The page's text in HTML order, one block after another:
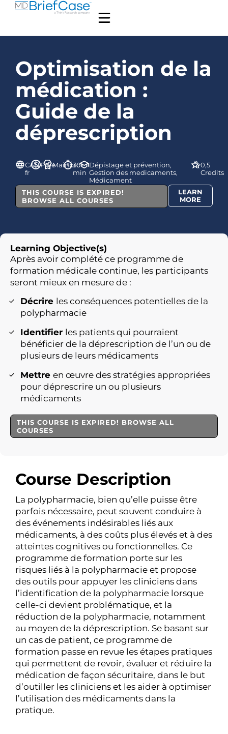
Optimisation de la
médication :
Guide de la
déprescription
CAN-
fr
FreeMainpro+
30
min
Dépistage et prévention,
Gestion des medicaments,
Médicament
0,5
Credits
THIS COURSE IS EXPIRED!
BROWSE ALL COURSES
LEARN
MORE
Course Description
La polypharmacie, bien qu’elle puisse être
parfois nécessaire, peut souvent conduire à
des événements indésirables liés aux
médicaments, à des coûts plus élevés et à des
atteintes cognitives ou fonctionnelles. Ce
programme de formation porte sur les
risques liés à la polypharmacie et propose
des outils pour appuyer les cliniciens dans
l’identification de la polypharmacie lorsque
celle-ci devient problématique, et la
réduction de la polypharmacie, notamment
au moyen de la déprescription. Se basant sur
un cas de patient, ce programme de
formation passe en revue les étapes pratiques
qui permettent de revoir, évaluer et réduire la
médication de façon sécuritaire, dans le but
d’outiller les cliniciens et les aider à optimiser
l’utilisation des médicaments dans la
pratique.
Learning Objective(s)
Après avoir complété ce programme de
formation médicale continue, les participants
seront mieux en mesure de :
Décrire les conséquences potentielles de la
polypharmacie
Identifier les patients qui pourraient
bénéficier de la déprescription de l’un ou de
plusieurs de leurs médicaments
Mettre en œuvre des stratégies appropriées
pour déprescrire un ou plusieurs
médicaments
THIS COURSE IS EXPIRED! BROWSE ALL
COURSES